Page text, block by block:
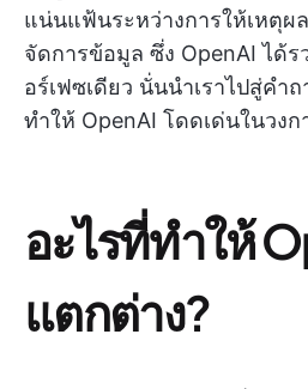
แน่นแฟ้นระหว่างการให้เหตุผ
จัดการข้อมูล ซึ่ง OpenAI ได้ร
อร์เฟซเดียว นั่นนำเราไปสู่คำ
ทำให้ OpenAI โดดเด่นในวง
อะไรที่ทำให้
แตกต่าง?